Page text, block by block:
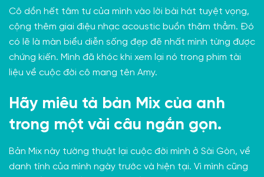
Cô dồn hết tâm tư của mình vào lời bài hát tuyệt vọng,
cộng thêm giai điệu nhạc acoustic buồn thăm thẳm. Đó
có lẽ là màn biểu diễn sống đẹp đẽ nhất mình từng được
chứng kiến. Mình đã khóc khi xem lại nó trong phim tài
liệu về cuộc đời cô mang tên Amy.
Hãy miêu tả bản Mix của anh
trong một vài câu ngắn gọn.
Bản Mix này tường thuật lại cuộc đời mình ở Sài Gòn, về
danh tính của mình ngày trước và hiện tại. Vì mình cũng